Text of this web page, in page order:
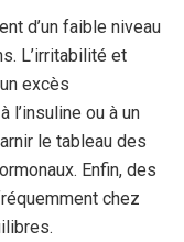
d’un faible niveau
L’irritabilité et
excès
l’insuline ou à un
le tableau des
Enfin, des
chez